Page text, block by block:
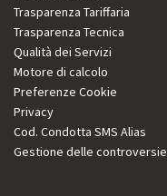
Trasparenza Tariffaria
Trasparenza Tecnica
Qualità dei Servizi
Motore di calcolo
Preferenze Cookie
Privacy
Cod. Condotta SMS Alias
Gestione delle controversie